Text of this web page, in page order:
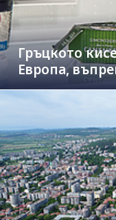
Гръцкото
Европа,